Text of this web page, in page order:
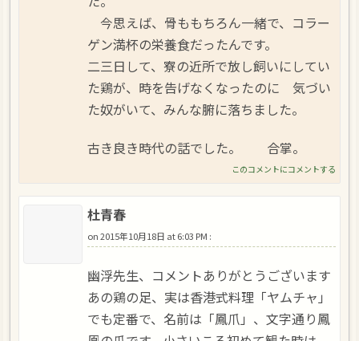
今思えば、骨ももちろん一緒で、コラー
ゲン満杯の栄養食だったんです。
二三日して、寮の近所で放し飼いにしてい
た鶏が、時を告げなくなったのに 気づい
た奴がいて、みんな腑に落ちました。
古き良き時代の話でした。 合掌。
このコメントにコメントする
杜青春
on2015年10月18日 at 6:03 PM :
幽浮先生、コメントありがとうございます
あの鶏の足、実は香港式料理「ヤムチャ」
でも定番で、名前は「鳳爪」、文字通り鳳